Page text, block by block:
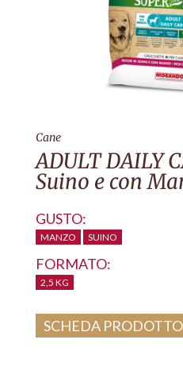
Cane
ADULT DAILY
Suino e con
GUSTO:
MANZO SUINO
FORMATO:
2,5 KG
SCHEDA PRODOTTO